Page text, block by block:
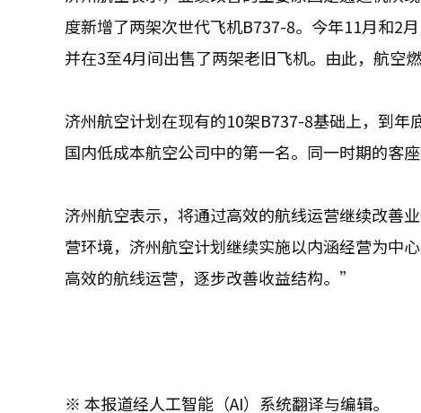
度新增了两架次世代飞机B737-8。今年11月和2
并在3至4月间出售了两架老旧飞机。由此，航空
济州航空计划在现有的10架B737-8基础上，到
国内低成本航空公司中的第一名。同一时期的客
济州航空表示，将通过高效的航线运营继续改善
营环境，济州航空计划继续实施以内涵经营为中
高效的航线运营，逐步改善收益结构。”
※ 本报道经人工智能（AI）系统翻译与编辑。